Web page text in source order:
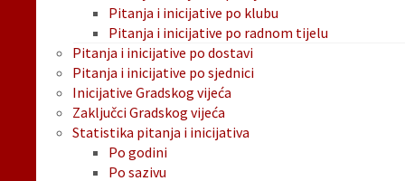
Pitanja i inicijative po klubu
Pitanja i inicijative po radnom tijelu
Pitanja i inicijative po dostavi
Pitanja i inicijative po sjednici
Inicijative Gradskog vijeća
Zaključci Gradskog vijeća
Statistika pitanja i inicijativa
Po godini
Po sazivu